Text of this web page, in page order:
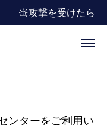
攻撃を受けたら
ンターをご利用い